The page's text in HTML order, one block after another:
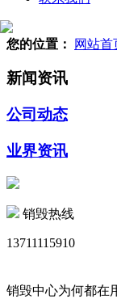
您的位置： 网站首
新闻资讯
公司动态
业界资讯
销毁热线
13711115910
销毁中心为何都在